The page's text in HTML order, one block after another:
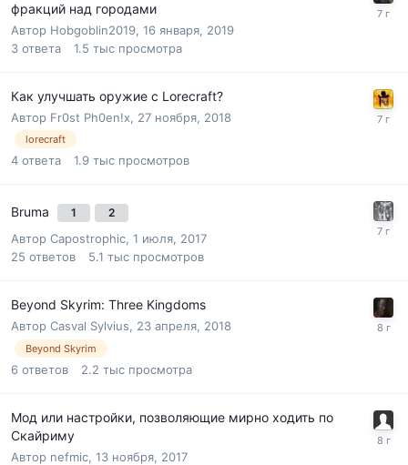
фракций над городами
Автор Hobgoblin2019, 16 января, 2019
3 ответа 1.5 тыс просмотра
Как улучшать оружие с Lorecraft?
Автор Fr0st Ph0en!x, 27 ноября, 2018
lorecraft
4 ответа 1.9 тыс просмотров
Bruma 1 2
Автор Capostrophic, 1 июля, 2017
25 ответов 5.1 тыс просмотров
Beyond Skyrim: Three Kingdoms
Автор Casval Sylvius, 23 апреля, 2018
Beyond Skyrim
6 ответов 2.2 тыс просмотра
Мод или настройки, позволяющие мирно ходить по
Скайриму
Автор nefmic, 13 ноября, 2017